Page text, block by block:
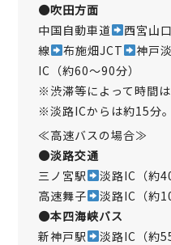
●吹田方面
中国自動車道
西宮山
線
布施畑JCT 神戸
IC（約60～90分）
※渋滞等によって時間は
※淡路ICからは約15分。
≪高速バスの場合≫
●淡路交通
三ノ宮駅
淡路IC（約
高速舞子
淡路IC（約
●本四海峡バス
新神戸駅
淡路IC（約